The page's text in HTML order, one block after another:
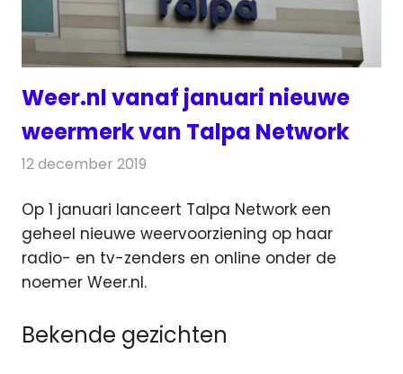
Weer.nl vanaf januari nieuwe
weermerk van Talpa Network
12 december 2019
Op 1 januari lanceert Talpa Network een
geheel nieuwe weervoorziening op haar
radio- en tv-zenders en online onder de
noemer Weer.nl.
Bekende gezichten